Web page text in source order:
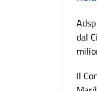
dal
Il